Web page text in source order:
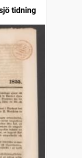
tidning